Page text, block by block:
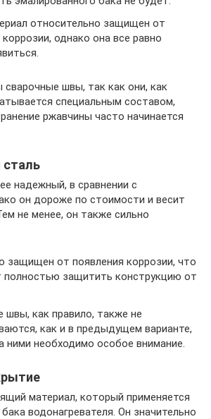
относительно защищен от
коррозии, однако она все равно
сварочные швы, так как они, как
специальным составом,
ржавчины часто начинается
надежный, в сравнении с
он дороже по стоимости и весит
не менее, он также сильно
защищен от появления коррозии, что
полностью защитить конструкцию от
швы, как правило, также не
как и в предыдущем варианте,
ними необходимо особое внимание.
материал, который применяется
водонагревателя. Он значительно